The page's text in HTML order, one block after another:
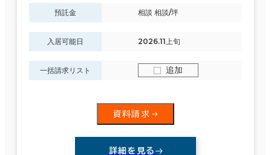
預託金 相談 相談/坪
入居可能日 2026.11上旬
一括請求リスト 追加
資料請求
詳細を見る